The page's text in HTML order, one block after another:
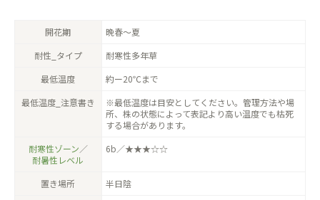
開花期
晩春〜夏
耐性_タイプ
耐寒性多年草
最低温度
約ー20℃まで
最低温度_注意書き
※最低温度は目安としてください。管理方法や場
所、株の状態によって表記より高い温度でも枯死
する場合があります。
耐寒性ゾーン／
耐暑性レベル
6b／★★★☆☆
置き場所
半日陰